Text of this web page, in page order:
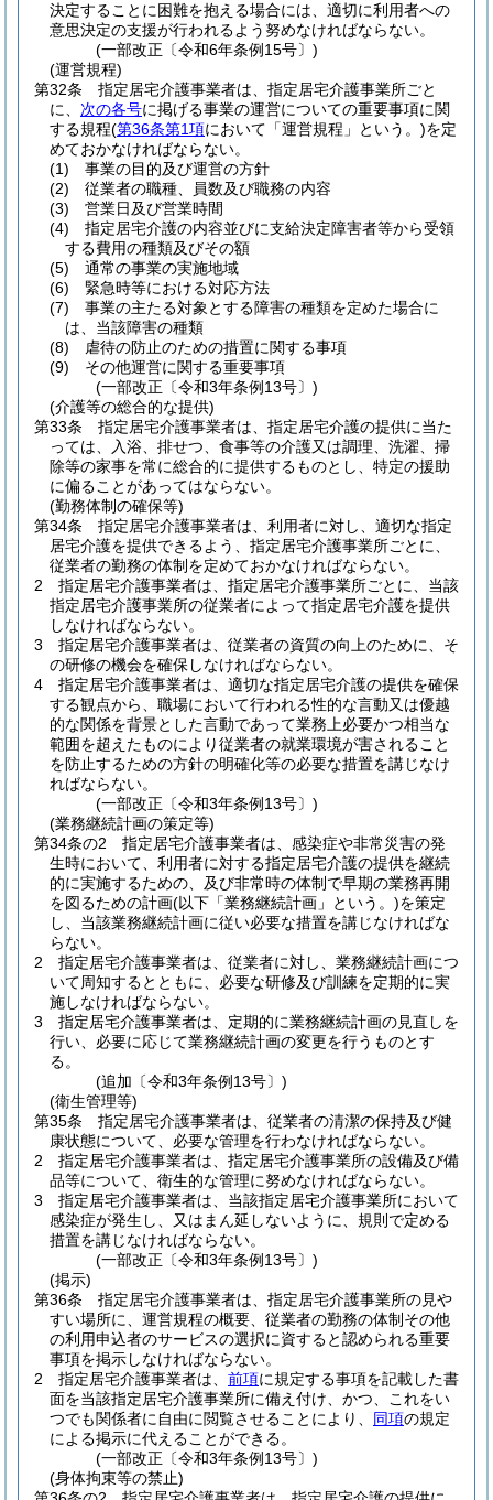
決定することに困難を抱える場合には、適切に利用者への
意思決定の支援が行われるよう努めなければならない。
(一部改正〔令和6年条例15号〕)
(運営規程)
第32条
指定居宅介護事業者は、指定居宅介護事業所ごと
に、 次の各号に掲げる事業の運営についての重要事項に関
する規程(第36条第1項において「運営規程」という。)を定
めておかなければならない。
(1)
事業の目的及び運営の方針
(2)
従業者の職種、員数及び職務の内容
(3)
営業日及び営業時間
(4)
指定居宅介護の内容並びに支給決定障害者等から受領
する費用の種類及びその額
(5)
通常の事業の実施地域
(6)
緊急時等における対応方法
(7)
事業の主たる対象とする障害の種類を定めた場合に
は、当該障害の種類
(8)
虐待の防止のための措置に関する事項
(9)
その他運営に関する重要事項
(一部改正〔令和3年条例13号〕)
(介護等の総合的な提供)
第33条
指定居宅介護事業者は、指定居宅介護の提供に当た
っては、入浴、排せつ、食事等の介護又は調理、洗濯、掃
除等の家事を常に総合的に提供するものとし、特定の援助
に偏ることがあってはならない。
(勤務体制の確保等)
第34条
指定居宅介護事業者は、利用者に対し、適切な指定
居宅介護を提供できるよう、指定居宅介護事業所ごとに、
従業者の勤務の体制を定めておかなければならない。
2
指定居宅介護事業者は、指定居宅介護事業所ごとに、当該
指定居宅介護事業所の従業者によって指定居宅介護を提供
しなければならない。
3
指定居宅介護事業者は、従業者の資質の向上のために、そ
の研修の機会を確保しなければならない。
4
指定居宅介護事業者は、適切な指定居宅介護の提供を確保
する観点から、職場において行われる性的な言動又は優越
的な関係を背景とした言動であって業務上必要かつ相当な
範囲を超えたものにより従業者の就業環境が害されること
を防止するための方針の明確化等の必要な措置を講じなけ
ればならない。
(一部改正〔令和3年条例13号〕)
(業務継続計画の策定等)
第34条の2
指定居宅介護事業者は、感染症や非常災害の発
生時において、利用者に対する指定居宅介護の提供を継続
的に実施するための、及び非常時の体制で早期の業務再開
を図るための計画(以下「業務継続計画」という。)を策定
し、当該業務継続計画に従い必要な措置を講じなければな
らない。
2
指定居宅介護事業者は、従業者に対し、業務継続計画につ
いて周知するとともに、必要な研修及び訓練を定期的に実
施しなければならない。
3
指定居宅介護事業者は、定期的に業務継続計画の見直しを
行い、必要に応じて業務継続計画の変更を行うものとす
る。
(追加〔令和3年条例13号〕)
(衛生管理等)
第35条
指定居宅介護事業者は、従業者の清潔の保持及び健
康状態について、必要な管理を行わなければならない。
2
指定居宅介護事業者は、指定居宅介護事業所の設備及び備
品等について、衛生的な管理に努めなければならない。
3
指定居宅介護事業者は、当該指定居宅介護事業所において
感染症が発生し、又はまん延しないように、規則で定める
措置を講じなければならない。
(一部改正〔令和3年条例13号〕)
(掲示)
第36条
指定居宅介護事業者は、指定居宅介護事業所の見や
すい場所に、運営規程の概要、従業者の勤務の体制その他
の利用申込者のサービスの選択に資すると認められる重要
事項を掲示しなければならない。
2
指定居宅介護事業者は、 前項に規定する事項を記載した書
面を当該指定居宅介護事業所に備え付け、かつ、これをい
つでも関係者に自由に閲覧させることにより、 同項の規定
による掲示に代えることができる。
(一部改正〔令和3年条例13号〕)
(身体拘束等の禁止)